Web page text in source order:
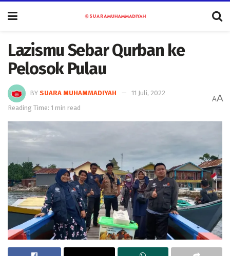
Lazismu Sebar Qurban ke
Pelosok Pulau
BY SUARA MUHAMMADIYAH
11 Juli, 2022
Reading Time: 1 min read
AA